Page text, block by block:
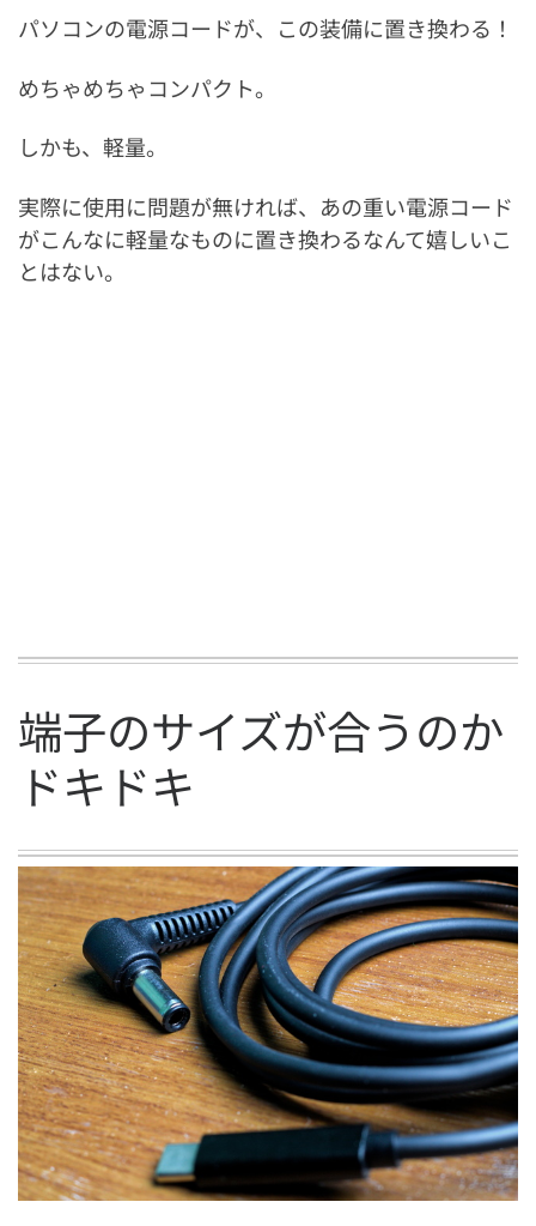
パソコンの電源コードが、この装備に置き換わる！
めちゃめちゃコンパクト。
しかも、軽量。
実際に使用に問題が無ければ、あの重い電源コード
がこんなに軽量なものに置き換わるなんて嬉しいこ
とはない。
端子のサイズが合うのか
ドキドキ